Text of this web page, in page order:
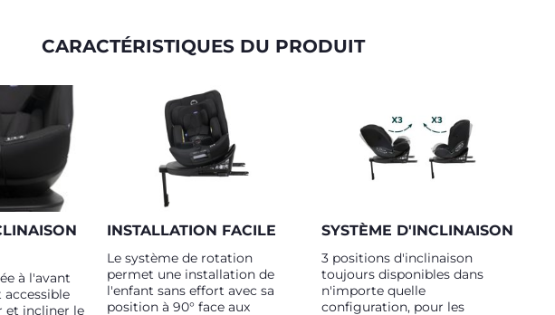
CARACTÉRISTIQUES DU PRODUIT
à l'avant
accessible
et incliner le
INSTALLATION FACILE
Le système de rotation
permet une installation de
l'enfant sans effort avec sa
position à 90° face aux
SYSTÈME D'INCLINAISON
3 positions d'inclinaison
toujours disponibles dans
n'importe quelle
configuration, pour les